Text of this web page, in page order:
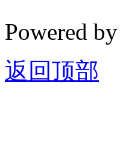
Powered by
返回顶部